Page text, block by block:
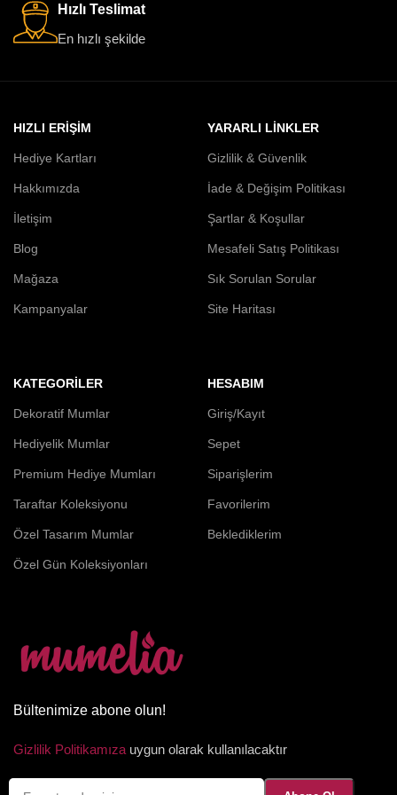
Hızlı Teslimat
En hızlı şekilde
HIZLI ERİŞİM
Hediye Kartları
Hakkımızda
İletişim
Blog
Mağaza
Kampanyalar
YARARLI LİNKLER
Gizlilik & Güvenlik
İade & Değişim Politikası
Şartlar & Koşullar
Mesafeli Satış Politikası
Sık Sorulan Sorular
Site Haritası
KATEGORILER
Dekoratif Mumlar
Hediyelik Mumlar
Premium Hediye Mumları
Taraftar Koleksiyonu
Özel Tasarım Mumlar
Özel Gün Koleksiyonları
HESABIM
Giriş/Kayıt
Sepet
Siparişlerim
Favorilerim
Beklediklerim
Bültenimize abone olun!
Gizlilik Politikamıza uygun olarak kullanılacaktır